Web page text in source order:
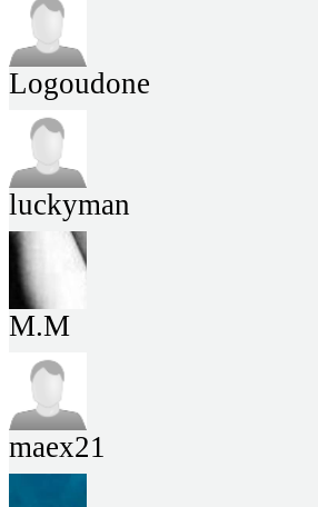
Logoudone
luckyman
M.M
maex21